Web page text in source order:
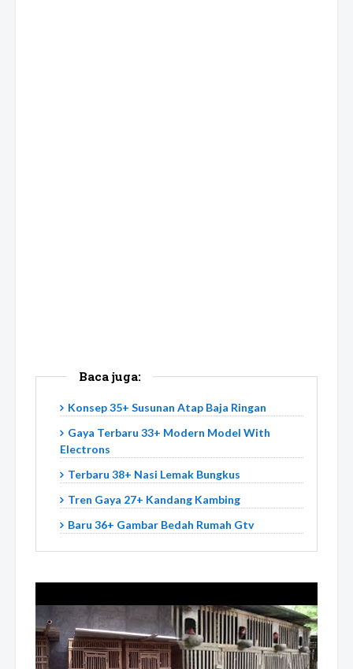
Baca juga:
Konsep 35+ Susunan Atap Baja Ringan
Gaya Terbaru 33+ Modern Model With
Electrons
Terbaru 38+ Nasi Lemak Bungkus
Tren Gaya 27+ Kandang Kambing
Baru 36+ Gambar Bedah Rumah Gtv